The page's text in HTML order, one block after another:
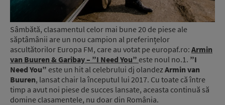
Sâmbătă, clasamentul celor mai bune 20 de piese ale
săptâmânii are un nou campion al preferințelor
ascultătorilor Europa FM, care au votat pe europaf.ro: Armin
van Buuren & Garibay – ”I Need You” este noul no.1. ”I
Need You” este un hit al celebrului dj olandezArmin van
Buuren, lansat chair la începutul lui 2017. Cu toate că între
timp a avut noi piese de succes lansate, aceasta continuă să
domine clasamentele, nu doar din România.